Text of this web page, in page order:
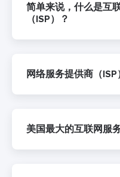
简单来说，什么是互
（ISP）？
网络服务提供商（
美国最大的互联网服